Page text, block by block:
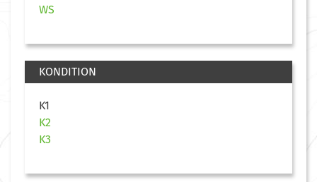
WS
KONDITION
K1
K2
K3